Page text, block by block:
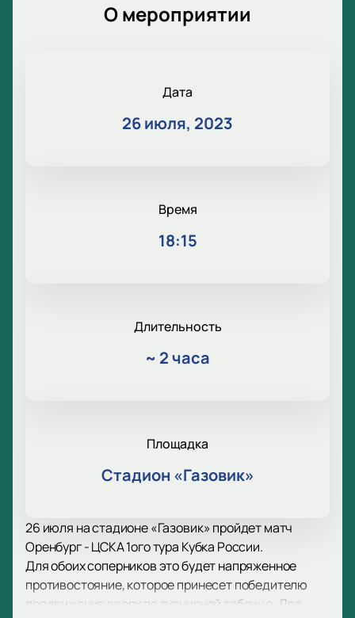
О мероприятии
Дата
26 июля, 2023
Время
18:15
Длительность
~ 2 часа
Площадка
Стадион «Газовик»
26 июля на стадионе «Газовик» пройдет матч
Оренбург - ЦСКА 1ого тура Кубка России.
Для обоих соперников это будет напряженное
противостояние, которое принесет победителю
продвижение вверх по турнирной таблице. Для